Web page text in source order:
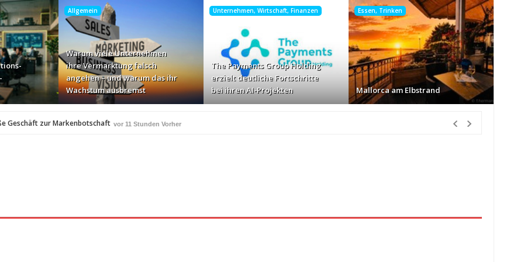
Allgemein
Warum viele Unternehmen
ihre Vermarktung falsch
angehen – und warum das ihr
Wachstum ausbremst
Unternehmen, Wirtschaft, Finanzen
The Payments Group Holding
erzielt deutliche Fortschritte
bei ihren AI-Projekten
Essen, Trinken
Mallorca am Elbstrand
Geschäft zur Markenbotschaft vor 11 Stunden Vorher
AI-Projekten
Bayerischen Bio-Erlebnistagen